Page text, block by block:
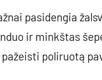
pasidengia
ir minkštas
poliruotą